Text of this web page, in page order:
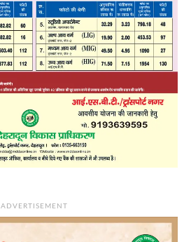
ADVERTISEMENT